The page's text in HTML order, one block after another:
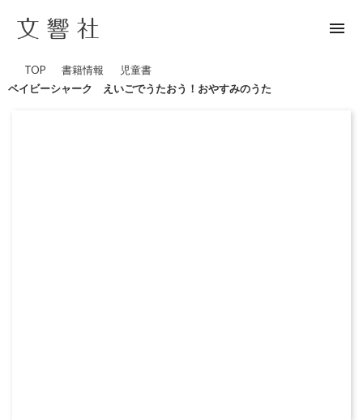
menu
TOP 書籍情報
児童書
ベイビーシャーク えいごでうたおう！おやすみのうた